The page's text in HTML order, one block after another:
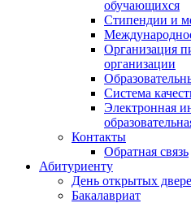
обучающихся
Стипендии и
Организация
организации
Система
Электронная
Контакты
Обратная связь
Абитуриенту
День открытых
Бакалавриат